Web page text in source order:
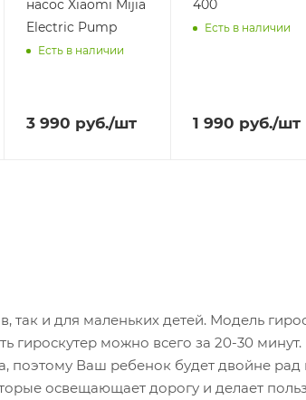
насос Xiaomi Mijia
Electric Pump
Есть в наличии
3 990 руб./шт
400
Есть в наличии
1 990 руб./шт
так и для маленьких детей. Модель
гироскутер можно всего за 20-30
Ваш ребенок будет двойне рад
освещающает дорогу и делает